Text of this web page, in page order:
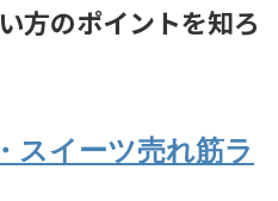
方のポイントを知ろ
スイーツ売れ筋ラ